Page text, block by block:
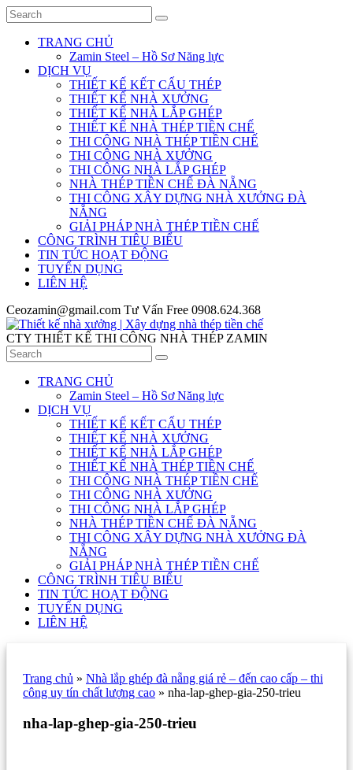
TRANG CHỦ
Zamin Steel – Hồ Sơ Năng lực
DỊCH VỤ
THIẾT KẾ KẾT CẤU THÉP
THIẾT KẾ NHÀ XƯỞNG
THIẾT KẾ NHÀ LẮP GHÉP
THIẾT KẾ NHÀ THÉP TIỀN CHẾ
THI CÔNG NHÀ THÉP TIỀN CHẾ
THI CÔNG NHÀ XƯỞNG
THI CÔNG NHÀ LẮP GHÉP
NHÀ THÉP TIỀN CHẾ ĐÀ NẴNG
THI CÔNG XÂY DỰNG NHÀ XƯỞNG ĐÀ
NẴNG
GIẢI PHÁP NHÀ THÉP TIỀN CHẾ
CÔNG TRÌNH TIÊU BIỂU
TIN TỨC HOẠT ĐỘNG
TUYỂN DỤNG
LIÊN HỆ
Ceozamin@gmail.com Tư Vấn Free 0908.624.368
CTY THIẾT KẾ THI CÔNG NHÀ THÉP ZAMIN
TRANG CHỦ
Zamin Steel – Hồ Sơ Năng lực
DỊCH VỤ
THIẾT KẾ KẾT CẤU THÉP
THIẾT KẾ NHÀ XƯỞNG
THIẾT KẾ NHÀ LẮP GHÉP
THIẾT KẾ NHÀ THÉP TIỀN CHẾ
THI CÔNG NHÀ THÉP TIỀN CHẾ
THI CÔNG NHÀ XƯỞNG
THI CÔNG NHÀ LẮP GHÉP
NHÀ THÉP TIỀN CHẾ ĐÀ NẴNG
THI CÔNG XÂY DỰNG NHÀ XƯỞNG ĐÀ
NẴNG
GIẢI PHÁP NHÀ THÉP TIỀN CHẾ
CÔNG TRÌNH TIÊU BIỂU
TIN TỨC HOẠT ĐỘNG
TUYỂN DỤNG
LIÊN HỆ
Trang chủ » Nhà lắp ghép đà nẵng giá rẻ – đến cao cấp – thi
công uy tín chất lượng cao » nha-lap-ghep-gia-250-trieu
nha-lap-ghep-gia-250-trieu